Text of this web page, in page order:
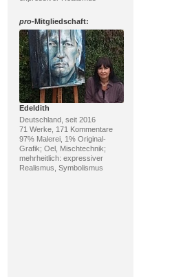
pro-Mitgliedschaft:
Edeldith
Deutschland, seit 2016
71 Werke, 171 Kommentare
97% Malerei, 1% Original-
Grafik; Oel, Mischtechnik;
mehrheitlich: expressiver
Realismus, Symbolismus